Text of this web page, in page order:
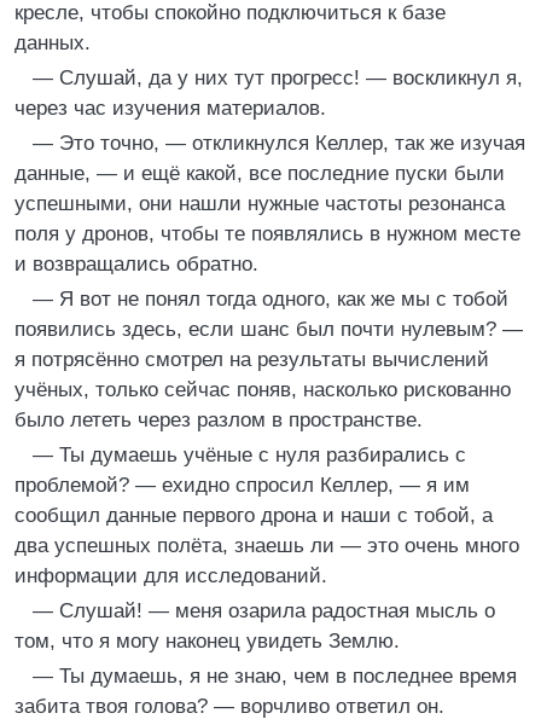
кресле, чтобы спокойно подключиться к базе
данных.
— Слушай, да у них тут прогресс! — воскликнул я,
через час изучения материалов.
— Это точно, — откликнулся Келлер, так же изучая
данные, — и ещё какой, все последние пуски были
успешными, они нашли нужные частоты резонанса
поля у дронов, чтобы те появлялись в нужном месте
и возвращались обратно.
— Я вот не понял тогда одного, как же мы с тобой
появились здесь, если шанс был почти нулевым? —
я потрясённо смотрел на результаты вычислений
учёных, только сейчас поняв, насколько рискованно
было лететь через разлом в пространстве.
— Ты думаешь учёные с нуля разбирались с
проблемой? — ехидно спросил Келлер, — я им
сообщил данные первого дрона и наши с тобой, а
два успешных полёта, знаешь ли — это очень много
информации для исследований.
— Слушай! — меня озарила радостная мысль о
том, что я могу наконец увидеть Землю.
— Ты думаешь, я не знаю, чем в последнее время
забита твоя голова? — ворчливо ответил он.